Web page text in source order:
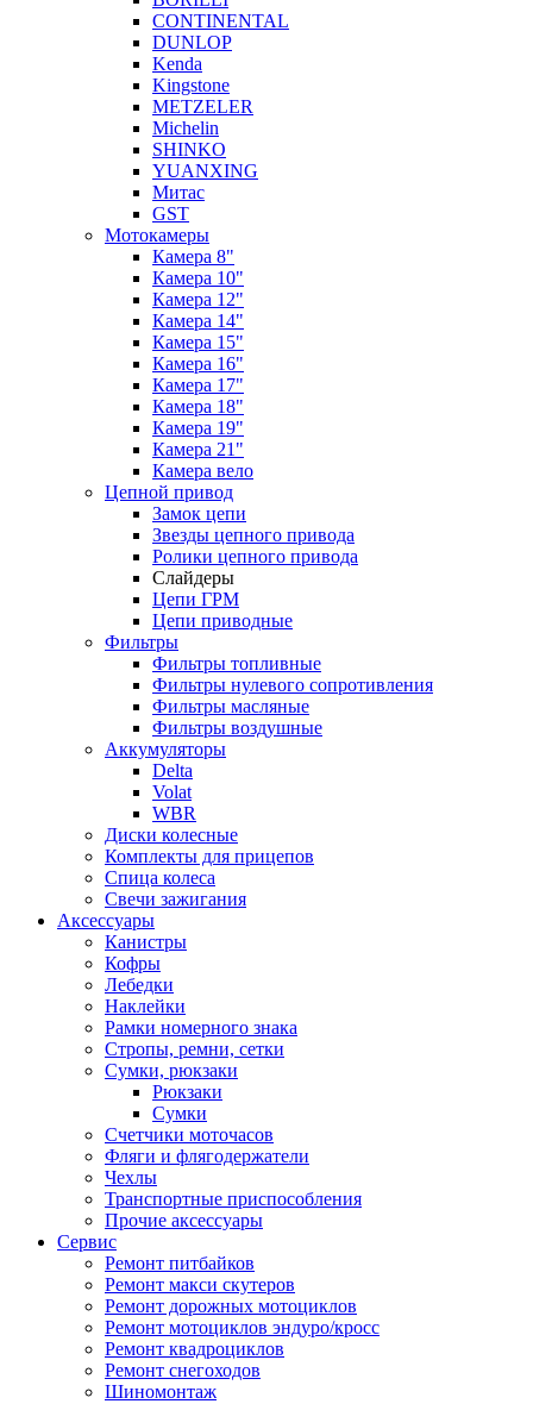
CONTINENTAL
DUNLOP
Kenda
Kingstone
METZELER
Michelin
SHINKO
YUANXING
Митас
GST
Мотокамеры
Камера 8"
Камера 10"
Камера 12"
Камера 14"
Камера 15"
Камера 16"
Камера 17"
Камера 18"
Камера 19"
Камера 21"
Камера вело
Цепной привод
Замок цепи
Звезды цепного привода
Ролики цепного привода
Слайдеры
Цепи ГРМ
Цепи приводные
Фильтры
Фильтры топливные
Фильтры нулевого сопротивления
Фильтры масляные
Фильтры воздушные
Аккумуляторы
Delta
Volat
WBR
Диски колесные
Комплекты для прицепов
Спица колеса
Свечи зажигания
Аксессуары
Канистры
Кофры
Лебедки
Наклейки
Рамки номерного знака
Стропы, ремни, сетки
Сумки, рюкзаки
Рюкзаки
Сумки
Счетчики моточасов
Фляги и флягодержатели
Чехлы
Транспортные приспособления
Прочие аксессуары
Сервис
Ремонт питбайков
Ремонт макси скутеров
Ремонт дорожных мотоциклов
Ремонт мотоциклов эндуро/кросс
Ремонт квадроциклов
Ремонт снегоходов
Шиномонтаж